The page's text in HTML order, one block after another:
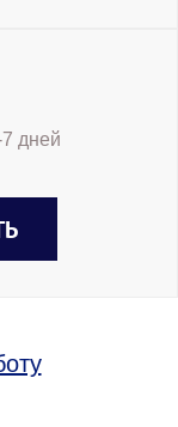
дней